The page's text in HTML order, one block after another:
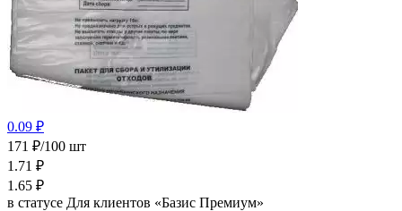
0.09 ₽
171 ₽/100 шт
1.71 ₽
1.65 ₽
в статусе Для клиентов «Базис Премиум»